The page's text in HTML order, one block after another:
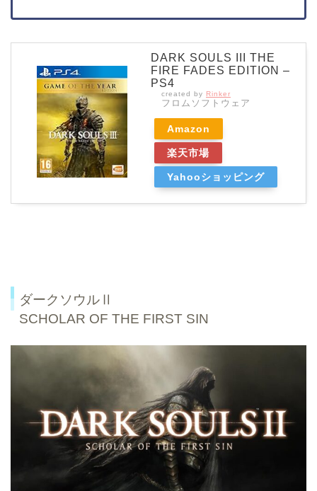
DARK SOULS III THE
FIRE FADES EDITION –
PS4
created by Rinker
フロムソフトウェア
Amazon
楽天市場
Yahooショッピング
ダークソウルⅡ
SCHOLAR OF THE FIRST SIN